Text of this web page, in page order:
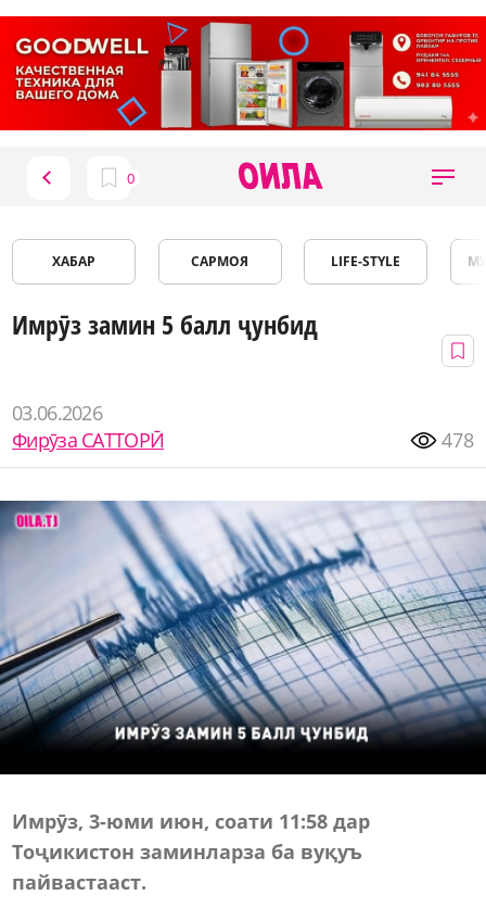
ХАБАР САРМОЯ LIFE-STYLE
Имрӯз замин 5 балл ҷунбид
03.06.2026
Фирӯза САТТОРӢ
478
Имрӯз, 3-юми июн, соати 11:58 дар
Тоҷикистон заминларза ба вуқуъ
пайвастааст.